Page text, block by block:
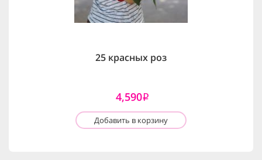
25 красных роз
4,590i
Добавить в корзину